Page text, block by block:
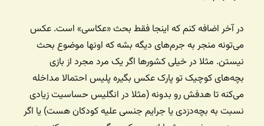
در آخر اضافه کنم که اینجا فقط بحث «عکاسی» است. عکس
می‌تونه منجر به جرم‌های دیگه بشه که اونها موضوع بحث
نیستن. مثلا در خیلی کشورها اگر یک مرد مجرد از بازی
بچه‌های کوچیک تو پارک عکس بگیره پلیس احتمالا مداخله
می‌کنه تا هدفش رو بدونه (مثلا در انگلیس حساسیت زیادی
نسبت به بچه‌دزدی یا جرایم جنسی علیه کودکان هست) یا اگر